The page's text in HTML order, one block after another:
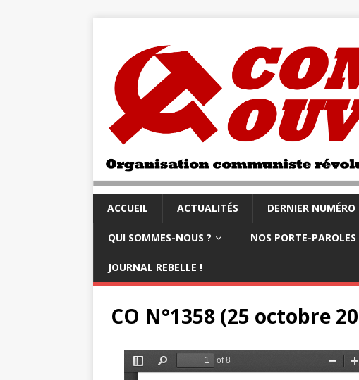
ACCUEIL ACTUALITÉS DERNIER NUMÉRO
QUI SOMMES-NOUS ? NOS PORTE-PAROLES
JOURNAL REBELLE !
CO N°1358 (25 octobre